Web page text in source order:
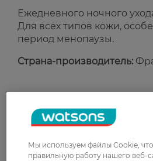
Ежедневного ночного
Для всех типов кожи,
период менопаузы.
Страна-производитель:
0
Мы используем файлы Cookie,
правильную работу нашего веб-